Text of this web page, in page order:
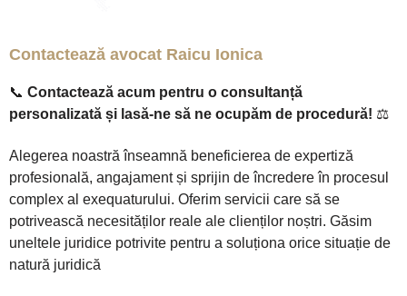
Contactează avocat Raicu Ionica
📞 Contactează acum pentru o consultanță
personalizată și lasă-ne să ne ocupăm de procedură! ⚖️
Alegerea noastră înseamnă beneficierea de expertiză
profesională, angajament și sprijin de încredere în procesul
complex al exequaturului. Oferim servicii care să se
potrivească necesităților reale ale clienților noștri. Găsim
uneltele juridice potrivite pentru a soluționa orice situație de
natură juridică